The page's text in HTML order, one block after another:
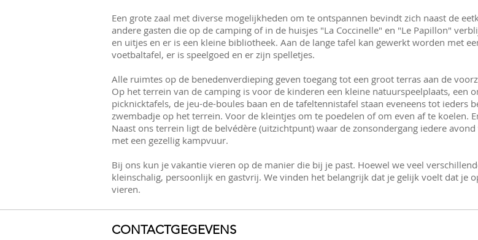
Een grote zaal met diverse mogelijkheden om te ontspannen bevindt zich naast de
andere gasten die op de camping of in de huisjes "La Coccinelle" en "Le Papillon"
en uitjes en er is een kleine bibliotheek. Aan de lange tafel kan gewerkt worden met
voetbaltafel, er is speelgoed en er zijn spelletjes.
Alle ruimtes op de benedenverdieping geven toegang tot een groot terras aan de
Op het terrein van de camping is voor de kinderen een kleine natuurspeelplaats, een
picknicktafels, de jeu-de-boules baan en de tafeltennistafel staan eveneens tot ieders
zwembadje op het terrein. Voor de kleintjes om te poedelen of om even af te koelen.
Naast ons terrein ligt de belvédère (uitzichtpunt) waar de zonsondergang iedere
met een gezellig kampvuur.
Bij ons kun je vakantie vieren op de manier die bij je past. Hoewel we veel
kleinschalig, persoonlijk en gastvrij. We vinden het belangrijk dat je gelijk voelt dat je
vieren.
CONTACTGEGEVENS